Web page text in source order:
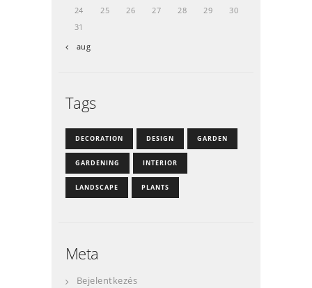
24
25 26 27 28 29
30
31
« aug
Tags
DECORATION DESIGN GARDEN
GARDENING INTERIOR
LANDSCAPE PLANTS
Meta
Bejelentkezés